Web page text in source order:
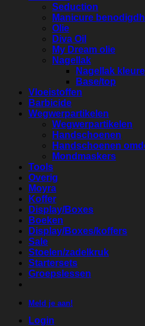
Seduction
Manicure
Olie
Diva Oil
My Dream olie
Nagellak
Nagellak
Base/top
Vloeistoffen
Barbicide
Wegwerpartikelen
Wegwerpartikelen
Handschoenen
Handschoenen
Mondmaskers
Tools
Overig
Moyra
Koffer
Display/Boxes
Boeken
Display/Boxes/koffers
Sale
Stoelen/zadelkruk
Startersets
Groepslessen
Meld je aan!
Login